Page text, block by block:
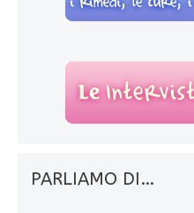
PARLIAMO DI…